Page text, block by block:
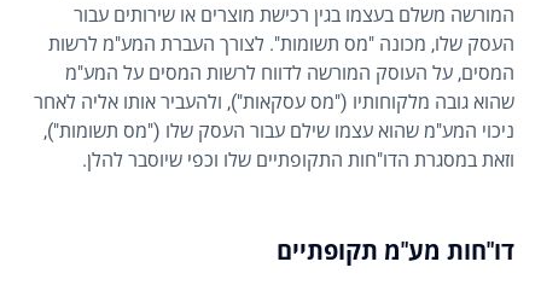
המורשה משלם בעצמו בגין רכישת מוצרים או שירותים עבור
העסק שלו, מכונה "מס תשומות". לצורך העברת המע"מ לרשות
המסים, על העוסק המורשה לדווח לרשות המסים על המע"מ
שהוא גובה מלקוחותיו ("מס עסקאות"), ולהעביר אותו אליה לאחר
ניכוי המע"מ שהוא עצמו שילם עבור העסק שלו ("מס תשומות"),
וזאת במסגרת הדו"חות התקופתיים שלו וכפי שיוסבר להלן.
דו"חות מע"מ תקופתיים